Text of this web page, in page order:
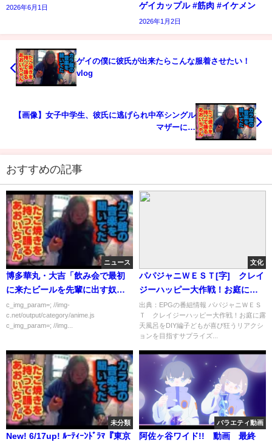
2026年6月1日
ゲイカップル #筋肉 #イケメン
2026年1月2日
ゲイの僕に彼氏が出来たらこんな服着させたい！
vlog
【画像】女子中学生、彼氏に逃げられ中卒シングル
マザーに…
おすすめの記事
ニュース
博多華丸・大吉「飲み会で最初
に来たビールを先輩に出す奴は
ダメ」
c_img_param=; //img-
c.net/output/category/anime.js
c_img_param=; //img...
文化
パパジャニＷＥＳＴ[字] クレイ
ジーハッピー大作戦！お庭に露
天風呂をDIY編…の番組内容解析
まとめ
出典：EPGの番組情報 パパジャニＷＥＳ
Ｔ クレイジーハッピー大作戦！お庭に露
天風呂をDIY編子どもが喜び狂うリアクシ
ョンを目指すサプライズ...
未分類
New! 6/17up! ﾙｰﾃｨｰﾝﾄﾞﾗﾏ『東京
バラエティ動画
阿佐ヶ谷ワイド!! 動画 最終